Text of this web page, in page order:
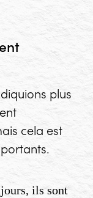
plus
cela est
ils sont